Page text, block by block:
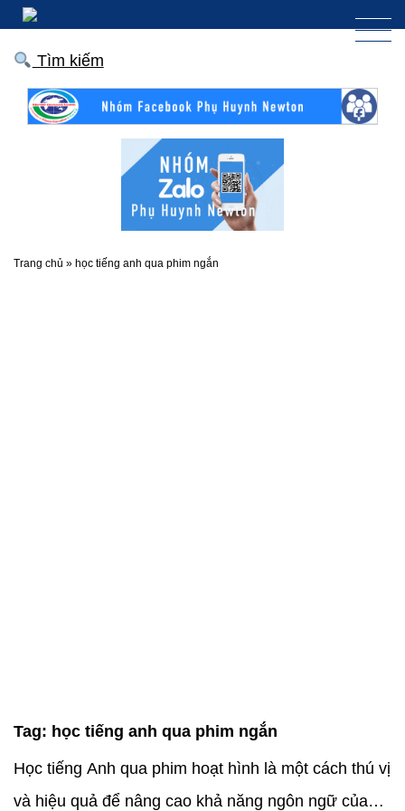
Tìm kiếm
Trang chủ » học tiếng anh qua phim ngắn
Tag: học tiếng anh qua phim ngắn
Học tiếng Anh qua phim hoạt hình là một cách thú vị
và hiệu quả để nâng cao khả năng ngôn ngữ của